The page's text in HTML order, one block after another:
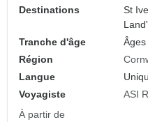
Destinations
St
Tranche d'âge
Région
Langue
Voyagiste
ASI
À partir de